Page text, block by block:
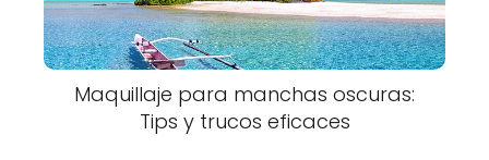
Maquillaje para manchas oscuras:
Tips y trucos eficaces